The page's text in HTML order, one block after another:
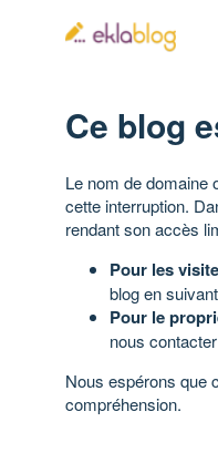
Ce blog
Le nom de domaine
cette interruption.
rendant son accès
Pour les
blog en suivant
Pour le
nous
Nous espérons que
compréhension.